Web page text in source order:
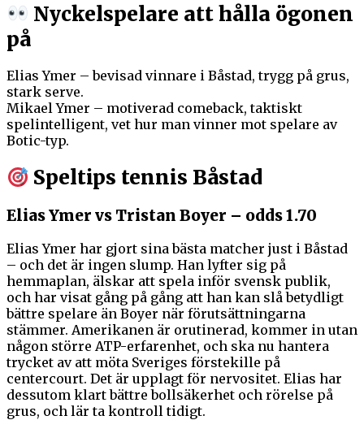
Nyckelspelare att hålla ögonen
på
Elias Ymer – bevisad vinnare i Båstad, trygg på grus,
stark serve.
Mikael Ymer – motiverad comeback, taktiskt
spelintelligent, vet hur man vinner mot spelare av
Botic-typ.
Speltips tennis Båstad
Elias Ymer vs Tristan Boyer – odds 1.70
Elias Ymer har gjort sina bästa matcher just i Båstad
– och det är ingen slump. Han lyfter sig på
hemmaplan, älskar att spela inför svensk publik,
och har visat gång på gång att han kan slå betydligt
bättre spelare än Boyer när förutsättningarna
stämmer. Amerikanen är orutinerad, kommer in utan
någon större ATP-erfarenhet, och ska nu hantera
trycket av att möta Sveriges förstekille på
centercourt. Det är upplagt för nervositet. Elias har
dessutom klart bättre bollsäkerhet och rörelse på
grus, och lär ta kontroll tidigt.